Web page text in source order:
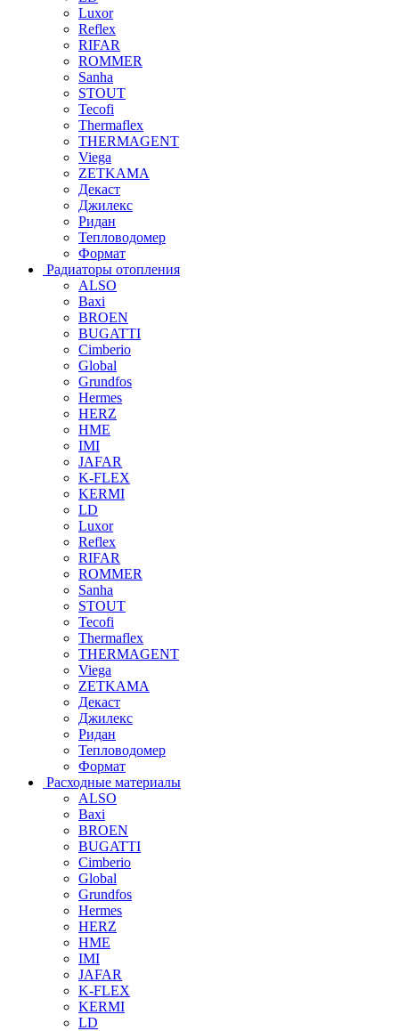
Luxor
Reflex
RIFAR
ROMMER
Sanha
STOUT
Tecofi
Thermaflex
THERMAGENT
Viega
ZETKAMA
Декаст
Джилекс
Ридан
Тепловодомер
Формат
Радиаторы отопления
ALSO
Baxi
BROEN
BUGATTI
Cimberio
Global
Grundfos
Hermes
HERZ
HME
IMI
JAFAR
K-FLEX
KERMI
LD
Luxor
Reflex
RIFAR
ROMMER
Sanha
STOUT
Tecofi
Thermaflex
THERMAGENT
Viega
ZETKAMA
Декаст
Джилекс
Ридан
Тепловодомер
Формат
Расходные материалы
ALSO
Baxi
BROEN
BUGATTI
Cimberio
Global
Grundfos
Hermes
HERZ
HME
IMI
JAFAR
K-FLEX
KERMI
LD